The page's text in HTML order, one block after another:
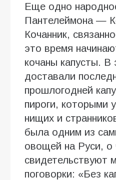
Еще одно
Пантелеймона —
Кочанник,
это время
кочаны капусты. В
доставали
прошлогодней
пироги, которыми
нищих и
была одним из
овощей на Руси, о
свидетельствуют
поговорки: «Без